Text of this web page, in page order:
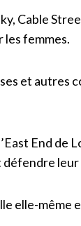
Cable
femmes.
et autres
End de
défendre
elle-même